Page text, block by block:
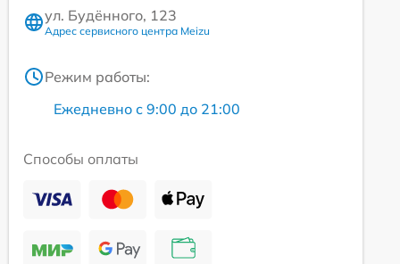
ул. Будённого, 123
Адрес сервисного центра Meizu
Режим работы:
Ежедневно с 9:00 до 21:00
Способы оплаты